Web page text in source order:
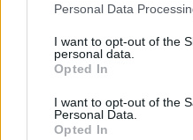
Personal Data
I want to opt-out of the
personal data.
Opted In
I want to opt-out of the
Personal Data.
Opted In
Neki etimolozi tvrde da
nastala dva takođe
i Sanja.